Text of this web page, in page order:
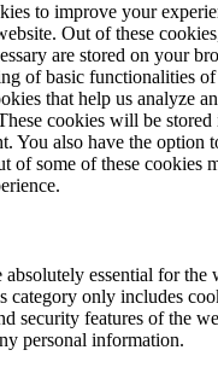
to improve your
Out of these
are stored on your
of basic functionalities
that help us analyze
cookies will be
You also have the option
of some of these cookies
absolutely essential for the
category only includes
security features of the
personal information.